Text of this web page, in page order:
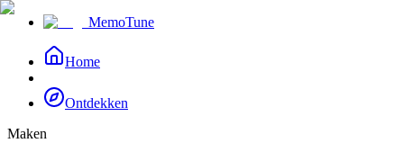
MemoTune
Home
Ontdekken
Maken